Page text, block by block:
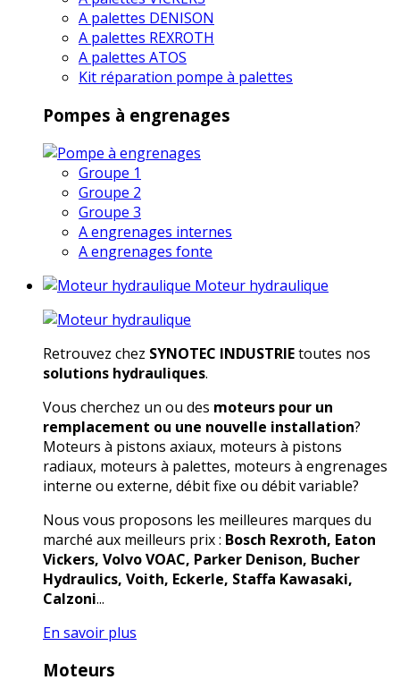
A palettes DENISON
A palettes REXROTH
A palettes ATOS
Kit réparation pompe à palettes
Pompes à engrenages
Groupe 1
Groupe 2
Groupe 3
A engrenages internes
A engrenages fonte
Moteur hydraulique
Retrouvez chez SYNOTEC INDUSTRIEtoutes nos
solutions hydrauliques.
Vous cherchez un ou des moteurs pour un
remplacement ou une nouvelle installation?
Moteurs à pistons axiaux, moteurs à pistons
radiaux, moteurs à palettes, moteurs à engrenages
interne ou externe, débit fixe ou débit variable?
Nous vous proposons les meilleures marques du
marché aux meilleurs prix : Bosch Rexroth, Eaton
Vickers, Volvo VOAC, Parker Denison, Bucher
Hydraulics, Voith, Eckerle, Staffa Kawasaki,
Calzoni...
En savoir plus
Moteurs